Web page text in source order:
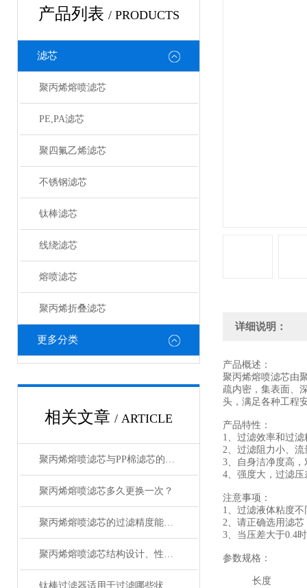
产品列表 / PRODUCTS
滤芯
聚丙烯熔喷滤芯
PE,PA滤芯
聚四氟乙烯滤芯
不锈钢滤芯
钛棒滤芯
线绕滤芯
熔喷滤芯
聚丙烯折叠滤芯
更多分类
相关文章 / ARTICLE
聚丙烯熔喷滤芯与PP棉滤芯的差异与应用
聚丙烯熔喷滤芯多久更换一次？
聚丙烯熔喷滤芯的过滤精度能有多高？
聚丙烯熔喷滤芯结构设计、性能优异！
钛棒过滤器适用于过滤哪些状态的介质？
详细说明：
产品概述：
聚丙烯熔喷滤芯由
疏内密，集表面、
头，满足各种工程
产品特性：
1、过滤效率和过
2、过滤阻力小、
3、自身洁净度高
4、强度大，过滤
注意事项：
1、过滤液体粘度
2、请正确选用滤
3、当压差大于0.4
参数规格：
长度